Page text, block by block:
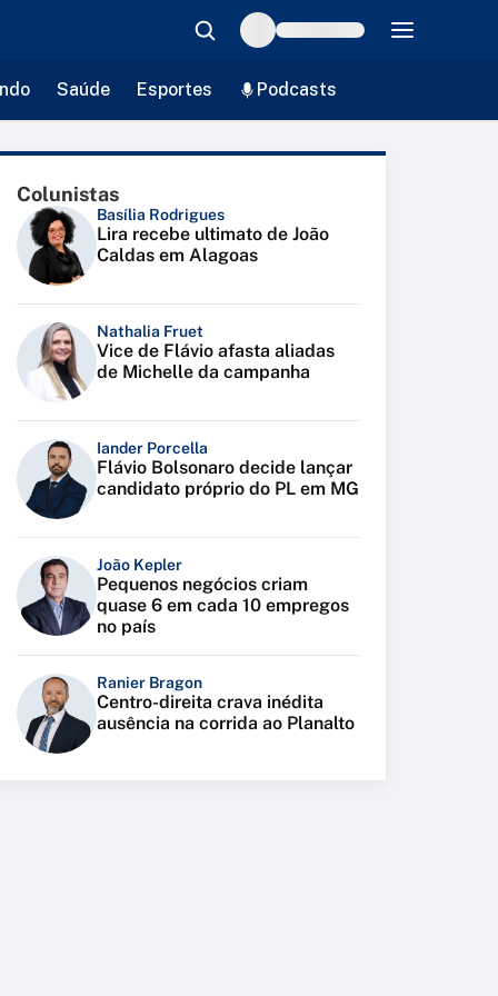
Saúde Esportes Podcasts
Colunistas
Basília Rodrigues
Lira recebe ultimato de João
Caldas em Alagoas
Nathalia Fruet
Vice de Flávio afasta aliadas
de Michelle da campanha
Iander Porcella
Flávio Bolsonaro decide lançar
candidato próprio do PL em MG
João Kepler
Pequenos negócios criam
quase 6 em cada 10 empregos
no país
Ranier Bragon
Centro-direita crava inédita
ausência na corrida ao Planalto